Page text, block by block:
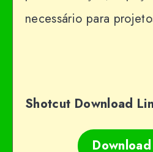
necessário para
Shotcut Download